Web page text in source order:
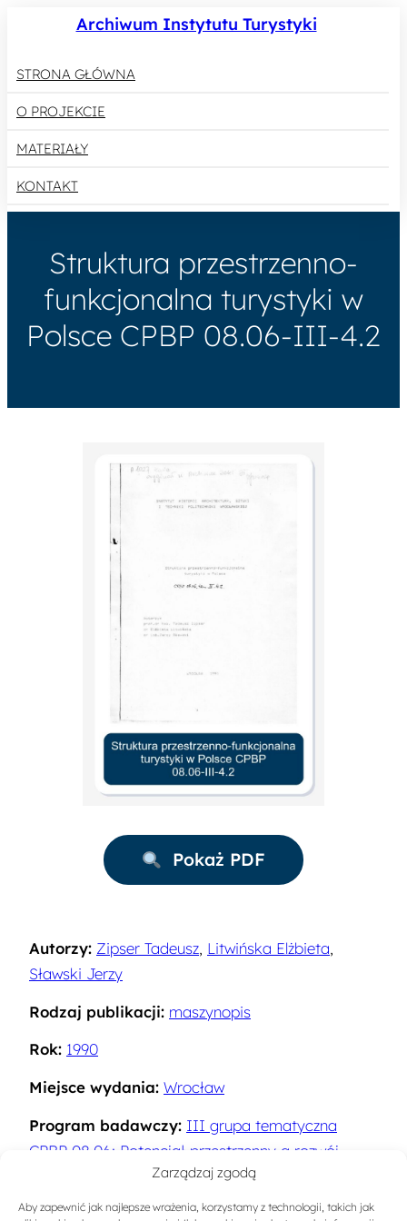
Zarządzaj zgodą
Aby zapewnić jak najlepsze wrażenia, korzystamy z technologii, takich jak
Archiwum Instytutu Turystyki
STRONA GŁÓWNA
O PROJEKCIE
MATERIAŁY
KONTAKT
Struktura przestrzenno-
funkcjonalna turystyki w
Polsce CPBP 08.06-III-4.2
Pokaż PDF
Autorzy: Zipser Tadeusz, Litwińska Elżbieta,
Sławski Jerzy
Rodzaj publikacji: maszynopis
Rok: 1990
Miejsce wydania: Wrocław
Program badawczy: III grupa tematyczna
CPBP 08.06: Potencjał przestrzenny a rozwój
Słowa kluczowe: Ruch turystyczny,